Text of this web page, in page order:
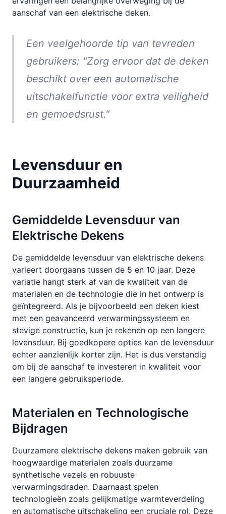
aanschaf van een elektrische deken.
Een veelgehoorde tip van tevreden
gebruikers: "Zorg ervoor dat de deken
beschikt over een automatische
uitschakelfunctie voor extra veiligheid
en gemoedsrust."
Levensduur en
Duurzaamheid
Gemiddelde Levensduur van
Elektrische Dekens
De gemiddelde levensduur van elektrische dekens
varieert doorgaans tussen de 5 en 10 jaar. Deze
variatie hangt sterk af van de kwaliteit van de
materialen en de technologie die in het ontwerp is
geïntegreerd. Als je bijvoorbeeld een deken kiest
met een geavanceerd verwarmingssysteem en
stevige constructie, kun je rekenen op een langere
levensduur. Bij goedkopere opties kan de levensduur
echter aanzienlijk korter zijn. Het is dus verstandig
om bij de aanschaf te investeren in kwaliteit voor
een langere gebruiksperiode.
Materialen en Technologische
Bijdragen
Duurzamere elektrische dekens maken gebruik van
hoogwaardige materialen zoals duurzame
synthetische vezels en robuuste
verwarmingsdraden. Daarnaast spelen
technologieën zoals gelijkmatige warmteverdeling
en automatische uitschakeling een cruciale rol. Deze